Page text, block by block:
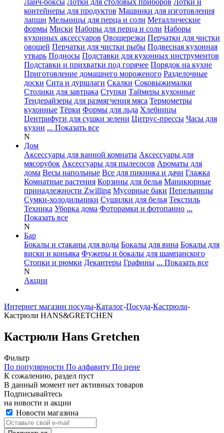
Ланч-боксы Лотки для столовых приборов Лотки и
контейнеры для продуктов Машинки для изготовления
лапши Мельницы для перца и соли Металлические
формы Миски Наборы для перца и соли Наборы
кухонных аксессуаров Овощерезки Перчатки для чистки
овощей Перчатки для чистки рыбы Подвесная кухонная
утварь Подносы Подставки для кухонных инструментов
Подставки и прихватки под горячее Порядок на кухне
Приготовление домашнего мороженого Разделочные
доски Сита и дуршлаги Скалки Соковыжималки
Столики для завтрака Ступки Таймеры кухонные
Тендерайзеры для размягчения мяса Термометры
кухонные Тёрки Формы для льда Хлебницы
Центрифуги для сушки зелени Цитрус-прессы Часы для
кухни ... Показать все
N
Дом
Аксессуары для ванной комнаты Аксессуары для
мясорубок Аксессуары для пылесосов Ароматы для
дома Весы напольные Все для пикника и дачи Глажка
Комнатные растения Корзины для белья Маникюрные
принадлежности Zwilling Мусорные баки Пепельницы
Сумки-холодильники Сушилки для белья Текстиль
Техника Уборка дома Фоторамки и фотопанно ...
Показать все
N
Бар
Бокалы и стаканы для воды Бокалы для вина Бокалы для
виски и коньяка Фужеры и бокалы для шампанского
Стопки и рюмки Декантеры Графины ... Показать все
N
Акции
Интернет магазин посуды-Каталог-Посуда-Кастрюли-
Кастрюли HANS&GRETCHEN
Кастрюли Hans Gretchen
Фильтр
По популярности По алфавиту По цене
К сожалению, раздел пуст
В данный момент нет активных товаров
Подписывайтесь
на новости и акции
Новости магазина